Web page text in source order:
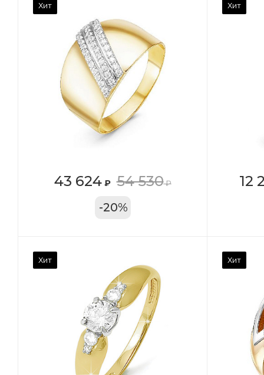
Хит
43 624₽ 54 530₽
-20%
Хит
Вес драгметалла
0.96
Марка (бренд)
Дельта
Фианит
Цвет золота
ТРЦ «Арена» 12
Хит Хит
Вес драгметалла
2.39
Марка (бренд)
Дельта
1.4